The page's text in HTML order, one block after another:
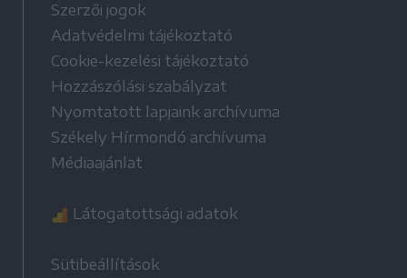
Szerzői jogok
Adatvédelmi tájékoztató
Cookie-kezelési tájékoztató
Hozzászólási szabályzat
Nyomtatott lapjaink archívuma
Székely Hírmondó archívuma
Médiaajánlat
Látogatottsági adatok
Sütibeállítások